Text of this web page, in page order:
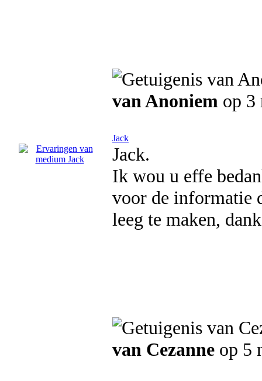
van Anoniem op 3
Jack
Jack.
Ik wou u effe
voor de informatie
leeg te maken,
van Cezanne op 5